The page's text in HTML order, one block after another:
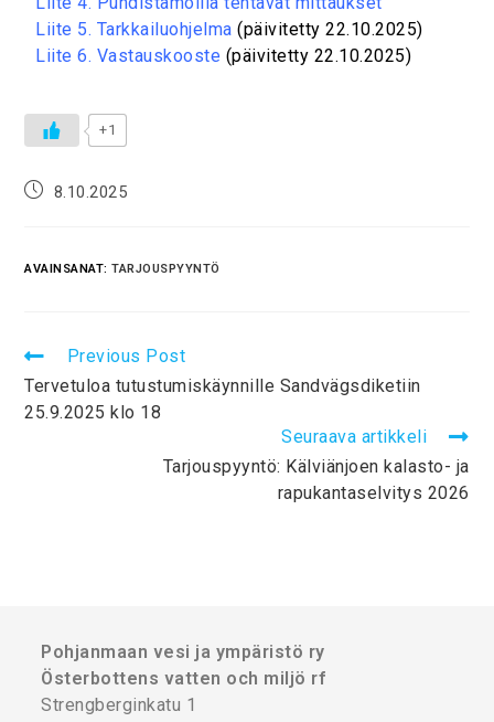
Liite 5. Tarkkailuohjelma (päivitetty 22.10.2025)
Liite 6. Vastauskooste (päivitetty 22.10.2025)
+1
8.10.2025
AVAINSANAT:TARJOUSPYYNTÖ
Previous Post
Tervetuloa tutustumiskäynnille Sandvägsdiketiin
25.9.2025 klo 18
Seuraava artikkeli
Tarjouspyyntö: Kälviänjoen kalasto- ja
rapukantaselvitys 2026
Pohjanmaan vesi ja ympäristö ry
Österbottens vatten och miljö rf
Strengberginkatu 1